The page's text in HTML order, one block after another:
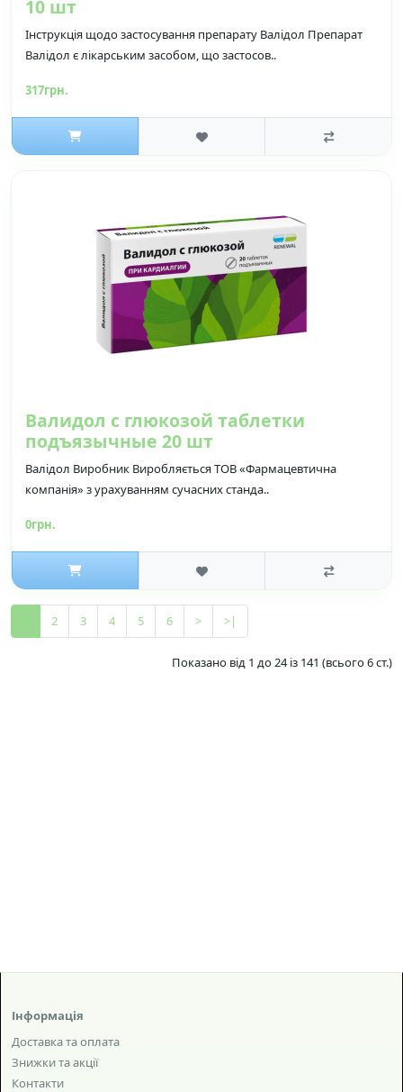
10 шт
Інструкція щодо застосування препарату Валідол Препарат
Валідол є лікарським засобом, що застосов..
317грн.
Валидол с глюкозой таблетки
подъязычные 20 шт
Валідол Виробник Виробляється ТОВ «Фармацевтична
компанія» з урахуванням сучасних станда..
0грн.
2 3 4 5 6 > >|
Показано від 1 до 24 із 141 (всього 6 ст.)
Інформація
Доставка та оплата
Знижки та акції
Контакти